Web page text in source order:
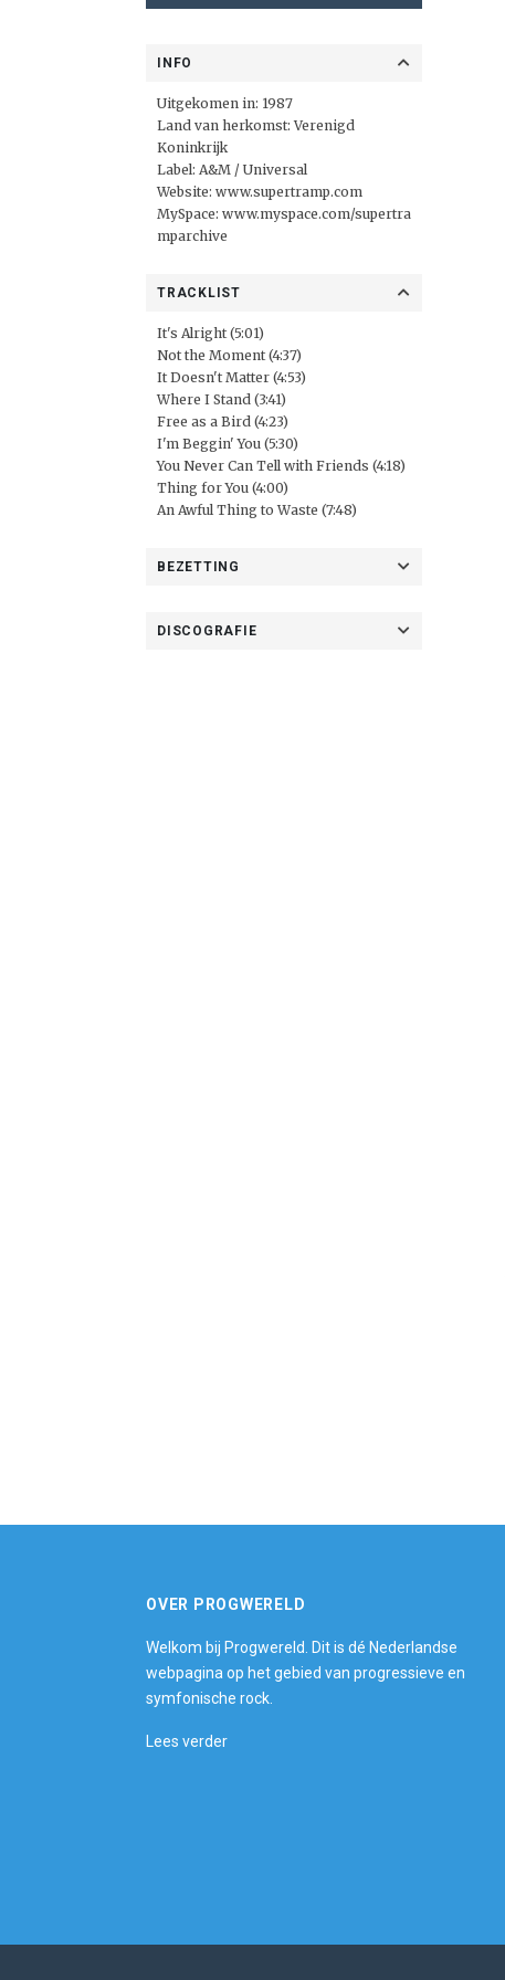
INFO
Uitgekomen in: 1987
Land van herkomst: Verenigd
Koninkrijk
Label: A&M / Universal
Website: www.supertramp.com
MySpace: www.myspace.com/supertra
mparchive
TRACKLIST
It's Alright (5:01)
Not the Moment (4:37)
It Doesn't Matter (4:53)
Where I Stand (3:41)
Free as a Bird (4:23)
I'm Beggin' You (5:30)
You Never Can Tell with Friends (4:18)
Thing for You (4:00)
An Awful Thing to Waste (7:48)
BEZETTING
DISCOGRAFIE
OVER PROGWERELD
Welkom bij Progwereld. Dit is dé Nederlandse
webpagina op het gebied van progressieve en
symfonische rock.
Lees verder